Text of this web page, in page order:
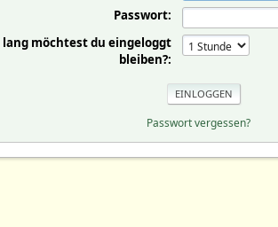
Passwort:
lang möchtest du eingeloggt
bleiben?:
Passwort vergessen?